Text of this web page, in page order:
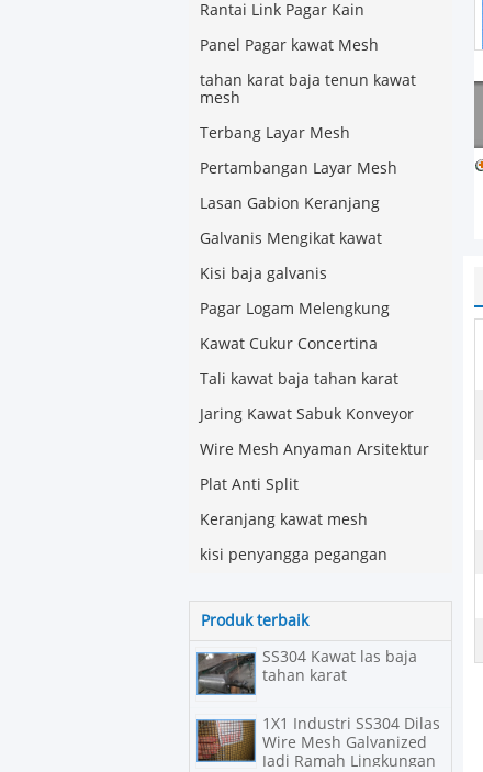
Rantai Link Pagar Kain
Panel Pagar kawat Mesh
tahan karat baja tenun kawat
mesh
Terbang Layar Mesh
Pertambangan Layar Mesh
Lasan Gabion Keranjang
Galvanis Mengikat kawat
Kisi baja galvanis
Pagar Logam Melengkung
Kawat Cukur Concertina
Tali kawat baja tahan karat
Jaring Kawat Sabuk Konveyor
Wire Mesh Anyaman Arsitektur
Plat Anti Split
Keranjang kawat mesh
kisi penyangga pegangan
Produk terbaik
SS304 Kawat las baja
tahan karat
1X1 Industri SS304 Dilas
Wire Mesh Galvanized
Jadi Ramah Lingkungan